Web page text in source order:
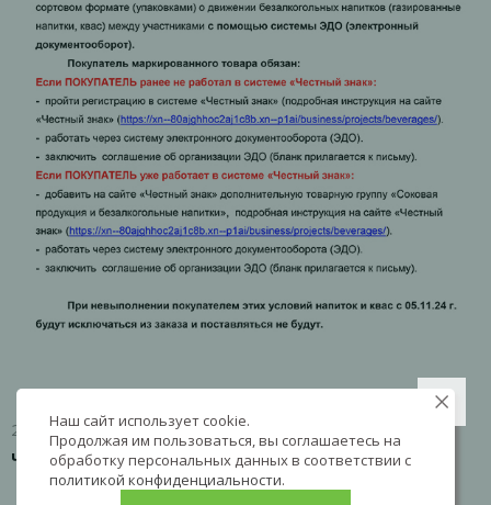
25.09.2024
Честный знак и напитки
Наш сайт использует cookie.
Продолжая им пользоваться, вы соглашаетесь на
обработку персональных данных в соответствии с
политикой конфиденциальности.